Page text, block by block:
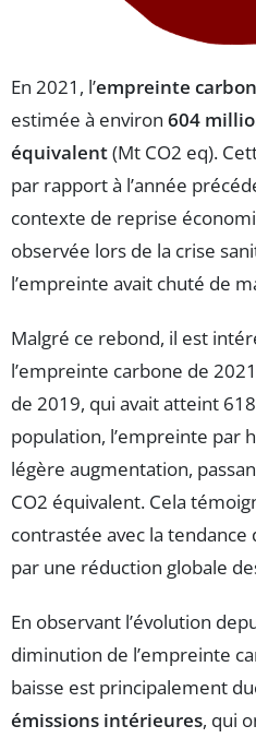
En 2021, l’empreinte
estimée à environ 604
équivalent(Mt CO2 eq).
par rapport à l’année
contexte de reprise
observée lors de la crise
l’empreinte avait chuté de
Malgré ce rebond, il est
l’empreinte carbone de
de 2019, qui avait atteint
population, l’empreinte par
légère augmentation,
CO2 équivalent. Cela
contrastée avec la
par une réduction globale
En observant l’évolution
diminution de l’empreinte
baisse est principalement
émissions intérieures, qui